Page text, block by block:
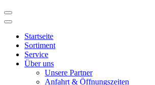
Startseite
Sortiment
Service
Über uns
Unsere Partner
Anfahrt & Öffnungszeiten